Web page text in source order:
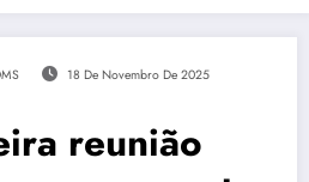
18 De Novembro De 2025
reunião